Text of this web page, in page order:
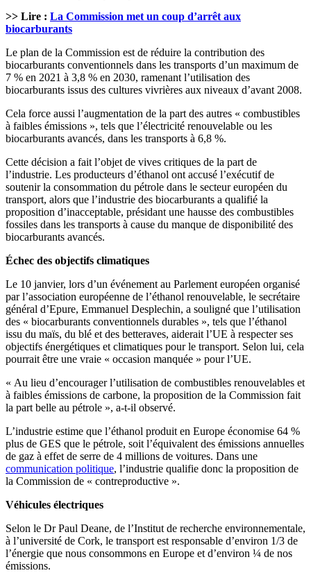
>> Lire : La Commission met un coup d’arrêt aux
biocarburants
Le plan de la Commission est de réduire la contribution des
biocarburants conventionnels dans les transports d’un maximum de
7 % en 2021 à 3,8 % en 2030, ramenant l’utilisation des
biocarburants issus des cultures vivrières aux niveaux d’avant 2008.
Cela force aussi l’augmentation de la part des autres « combustibles
à faibles émissions », tels que l’électricité renouvelable ou les
biocarburants avancés, dans les transports à 6,8 %.
Cette décision a fait l’objet de vives critiques de la part de
l’industrie. Les producteurs d’éthanol ont accusé l’exécutif de
soutenir la consommation du pétrole dans le secteur européen du
transport, alors que l’industrie des biocarburants a qualifié la
proposition d’inacceptable, présidant une hausse des combustibles
fossiles dans les transports à cause du manque de disponibilité des
biocarburants avancés.
Échec des objectifs climatiques
Le 10 janvier, lors d’un événement au Parlement européen organisé
par l’association européenne de l’éthanol renouvelable, le secrétaire
général d’Epure, Emmanuel Desplechin, a souligné que l’utilisation
des « biocarburants conventionnels durables », tels que l’éthanol
issu du maïs, du blé et des betteraves, aiderait l’UE à respecter ses
objectifs énergétiques et climatiques pour le transport. Selon lui, cela
pourrait être une vraie « occasion manquée » pour l’UE.
« Au lieu d’encourager l’utilisation de combustibles renouvelables et
à faibles émissions de carbone, la proposition de la Commission fait
la part belle au pétrole », a-t-il observé.
L’industrie estime que l’éthanol produit en Europe économise 64 %
plus de GES que le pétrole, soit l’équivalent des émissions annuelles
de gaz à effet de serre de 4 millions de voitures. Dans une
communication politique, l’industrie qualifie donc la proposition de
la Commission de « contreproductive ».
Véhicules électriques
Selon le Dr Paul Deane, de l’Institut de recherche environnementale,
à l’université de Cork, le transport est responsable d’environ 1/3 de
l’énergie que nous consommons en Europe et d’environ ¼ de nos
émissions.